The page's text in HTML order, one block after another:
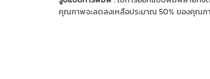
คุณภาพจะลดลงเหลือประมาณ 50% ของคุณภ